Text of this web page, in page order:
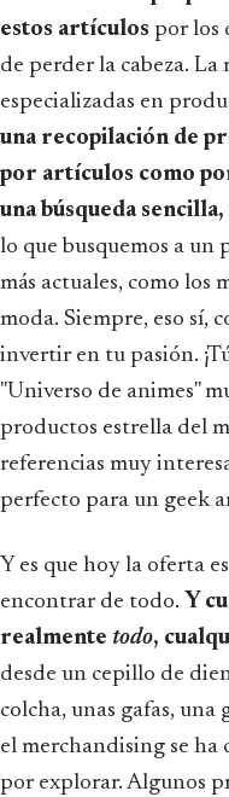
estos artículos por los
de perder la cabeza. La
especializadas en
una recopilación de
por artículos como
una búsqueda
lo que busquemos a un
más actuales, como los
moda. Siempre, eso sí,
invertir en tu pasión.
"Universo de animes"
productos estrella del
referencias muy
perfecto para un geek
Y es que hoy la oferta
encontrar de todo. Y
realmente todo,
desde un cepillo de
colcha, unas gafas, una
el merchandising se
por explorar. Algunos